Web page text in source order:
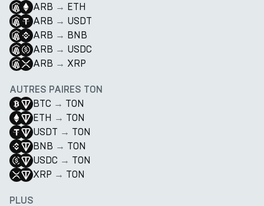
ARB → ETH
ARB → USDT
ARB → BNB
ARB → USDC
ARB → XRP
AUTRES PAIRES TON
BTC → TON
ETH → TON
USDT → TON
BNB → TON
USDC → TON
XRP → TON
PLUS